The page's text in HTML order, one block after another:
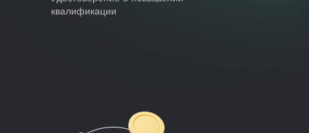
квалификации